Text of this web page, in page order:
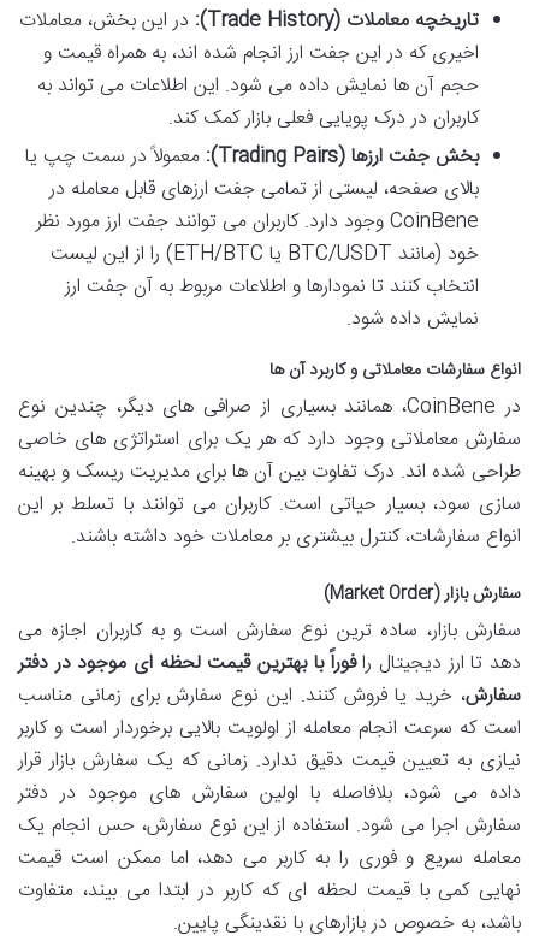
تاریخچه معاملات (Trade History):
در این بخش، معاملات
اخیری که در این جفت ارز انجام شده اند، به همراه قیمت و
حجم آن ها نمایش داده می شود. این اطلاعات می تواند به
کاربران در درک پویایی فعلی بازار کمک کند.
بخش جفت ارزها (Trading Pairs):
معمولاً در سمت چپ یا
بالای صفحه، لیستی از تمامی جفت ارزهای قابل معامله در
CoinBene وجود دارد. کاربران می توانند جفت ارز مورد نظر
خود (مانند BTC/USDT یا ETH/BTC) را از این لیست
انتخاب کنند تا نمودارها و اطلاعات مربوط به آن جفت ارز
نمایش داده شود.
انواع سفارشات معاملاتی و کاربرد آن ها
در CoinBene، همانند بسیاری از صرافی های دیگر، چندین نوع
سفارش معاملاتی وجود دارد که هر یک برای استراتژی های خاصی
طراحی شده اند. درک تفاوت بین آن ها برای مدیریت ریسک و بهینه
سازی سود، بسیار حیاتی است. کاربران می توانند با تسلط بر این
انواع سفارشات، کنترل بیشتری بر معاملات خود داشته باشند.
سفارش بازار (Market Order)
سفارش بازار، ساده ترین نوع سفارش است و به کاربران اجازه می
دهد تا ارز دیجیتال رافوراً با بهترین قیمت لحظه ای موجود در دفتر
سفارش، خرید یا فروش کنند. این نوع سفارش برای زمانی مناسب
است که سرعت انجام معامله از اولویت بالایی برخوردار است و کاربر
نیازی به تعیین قیمت دقیق ندارد. زمانی که یک سفارش بازار قرار
داده می شود، بلافاصله با اولین سفارش های موجود در دفتر
سفارش اجرا می شود. استفاده از این نوع سفارش، حس انجام یک
معامله سریع و فوری را به کاربر می دهد، اما ممکن است قیمت
نهایی کمی با قیمت لحظه ای که کاربر در ابتدا می بیند، متفاوت
باشد، به خصوص در بازارهای با نقدینگی پایین.